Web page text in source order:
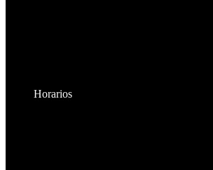
Horarios